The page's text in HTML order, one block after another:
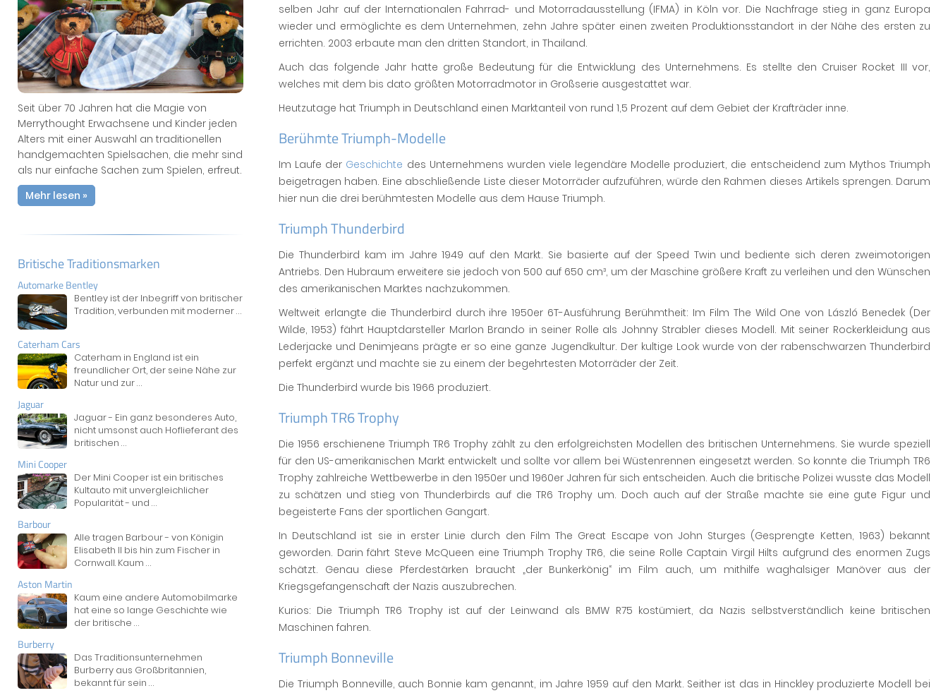
Seit über 70 Jahren hat die Magie von
Merrythought Erwachsene und Kinder jeden
Alters mit einer Auswahl an traditionellen
handgemachten Spielsachen, die mehr sind
als nur einfache Sachen zum Spielen, erfreut.
Mehr lesen »
Britische Traditionsmarken
Automarke Bentley
Bentley ist der Inbegriff von britischer
Tradition, verbunden mit moderner...
Caterham Cars
Caterham in England ist ein
freundlicher Ort, der seine Nähe zur
Natur und zur...
Jaguar
Jaguar - Ein ganz besonderes Auto,
nicht umsonst auch Hoflieferant des
britischen ...
Mini Cooper
Der Mini Cooper ist ein britisches
Kultauto mit unvergleichlicher
Popularität - und ...
Barbour
Alle tragen Barbour - von Königin
Elisabeth II bis hin zum Fischer in
Cornwall. Kaum ...
Aston Martin
Kaum eine andere Automobilmarke
hat eine so lange Geschichte wie
der britische ...
Burberry
Das Traditionsunternehmen
Burberry aus Großbritannien,
bekannt für sein ...
selben Jahr auf der Internationalen Fahrrad- und Motorradausstellung (IFMA) in Köln vor. Die Nachfrage stieg in ganz Europa
wieder und ermöglichte es dem Unternehmen, zehn Jahre später einen zweiten Produktionsstandort in der Nähe des ersten zu
errichten. 2003 erbaute man den dritten Standort, in Thailand.
Auch das folgende Jahr hatte große Bedeutung für die Entwicklung des Unternehmens. Es stellte den Cruiser Rocket III vor,
welches mit dem bis dato größten Motorradmotor in Großserie ausgestattet war.
Heutzutage hat Triumph in Deutschland einen Marktanteil von rund 1,5 Prozent auf dem Gebiet der Krafträder inne.
Berühmte Triumph-Modelle
Im Laufe der Geschichte des Unternehmens wurden viele legendäre Modelle produziert, die entscheidend zum Mythos Triumph
beigetragen haben. Eine abschließende Liste dieser Motorräder aufzuführen, würde den Rahmen dieses Artikels sprengen. Darum
hier nun die drei berühmtesten Modelle aus dem Hause Triumph.
Triumph Thunderbird
Die Thunderbird kam im Jahre 1949 auf den Markt. Sie basierte auf der Speed Twin und bediente sich deren zweimotorigen
Antriebs. Den Hubraum erweitere sie jedoch von 500 auf 650 cm³, um der Maschine größere Kraft zu verleihen und den Wünschen
des amerikanischen Marktes nachzukommen.
Weltweit erlangte die Thunderbird durch ihre 1950er 6T-Ausführung Berühmtheit: Im Film The Wild One von László Benedek (Der
Wilde, 1953) fährt Hauptdarsteller Marlon Brando in seiner Rolle als Johnny Strabler dieses Modell. Mit seiner Rockerkleidung aus
Lederjacke und Denimjeans prägte er so eine ganze Jugendkultur. Der kultige Look wurde von der rabenschwarzen Thunderbird
perfekt ergänzt und machte sie zu einem der begehrtesten Motorräder der Zeit.
Die Thunderbird wurde bis 1966 produziert.
Triumph TR6 Trophy
Die 1956 erschienene Triumph TR6 Trophy zählt zu den erfolgreichsten Modellen des britischen Unternehmens. Sie wurde speziell
für den US-amerikanischen Markt entwickelt und sollte vor allem bei Wüstenrennen eingesetzt werden. So konnte die Triumph TR6
Trophy zahlreiche Wettbewerbe in den 1950er und 1960er Jahren für sich entscheiden. Auch die britische Polizei wusste das Modell
zu schätzen und stieg von Thunderbirds auf die TR6 Trophy um. Doch auch auf der Straße machte sie eine gute Figur und
begeisterte Fans der sportlichen Gangart.
In Deutschland ist sie in erster Linie durch den Film The Great Escape von John Sturges (Gesprengte Ketten, 1963) bekannt
geworden. Darin fährt Steve McQueen eine Triumph Trophy TR6, die seine Rolle Captain Virgil Hilts aufgrund des enormen Zugs
schätzt. Genau diese Pferdestärken braucht „der Bunkerkönig“ im Film auch, um mithilfe waghalsiger Manöver aus der
Kriegsgefangenschaft der Nazis auszubrechen.
Kurios: Die Triumph TR6 Trophy ist auf der Leinwand als BMW R75 kostümiert, da Nazis selbstverständlich keine britischen
Maschinen fahren.
Triumph Bonneville
Die Triumph Bonneville, auch Bonnie kam genannt, im Jahre 1959 auf den Markt. Seither ist das in Hinckley produzierte Modell bei